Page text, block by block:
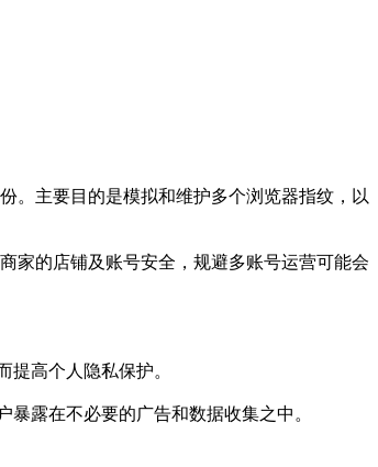
主要目的是模拟和维护多个浏览器指纹，以
的店铺及账号安全，规避多账号运营可能会
高个人隐私保护。
露在不必要的广告和数据收集之中。